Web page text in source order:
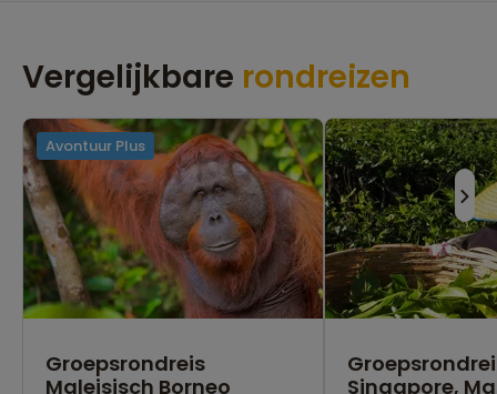
Vergelijkbare rondreizen
Avontuur Plus
Groepsrondreis
Maleisisch Borneo
Singapore,